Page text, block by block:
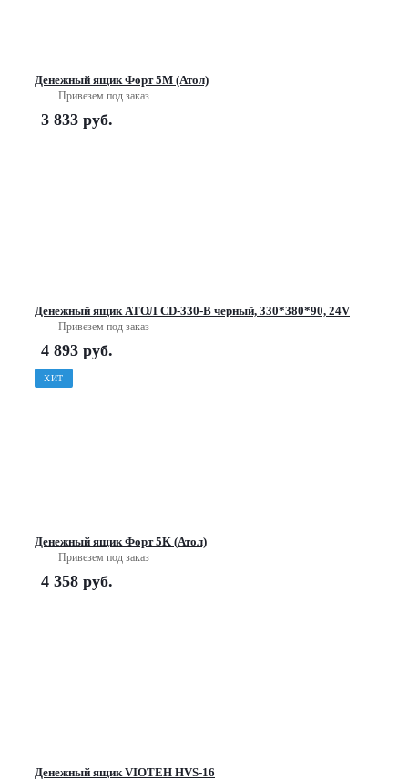
Денежный ящик Форт 5М (Атол)
Привезем под заказ
3 833 руб.
Денежный ящик АТОЛ CD-330-B черный, 330*380*90, 24V
Привезем под заказ
4 893 руб.
ХИТ
Денежный ящик Форт 5K (Атол)
Привезем под заказ
4 358 руб.
Денежный ящик VIOTEH HVS-16